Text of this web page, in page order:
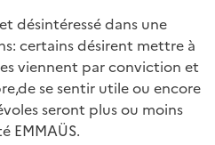
désintéressé dans une
certains désirent mettre à
viennent par conviction et
se sentir utile ou encore
seront plus ou moins
EMMAÜS.